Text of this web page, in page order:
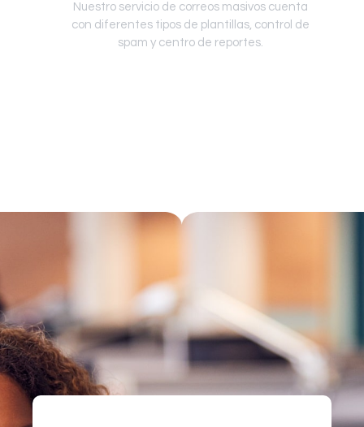
Nuestro servicio de correos masivos cuenta
con diferentes tipos de plantillas, control de
spam y centro de reportes.